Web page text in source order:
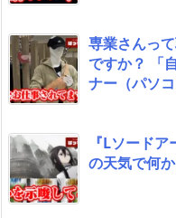
専業さんっ
ですか？ 「
ナー（パソ
『Lソード
の天気で何